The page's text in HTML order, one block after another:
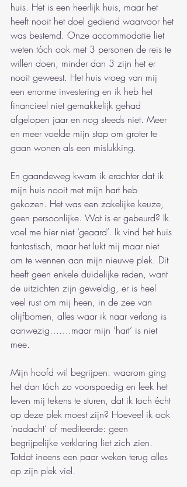
huis. Het is een heerlijk huis, maar het
heeft nooit het doel gediend waarvoor het
was bestemd. Onze accommodatie liet
weten tóch ook met 3 personen de reis te
willen doen, minder dan 3 zijn het er
nooit geweest. Het huis vroeg van mij
een enorme investering en ik heb het
financieel niet gemakkelijk gehad
afgelopen jaar en nog steeds niet. Meer
en meer voelde mijn stap om groter te
gaan wonen als een mislukking.
En gaandeweg kwam ik erachter dat ik
mijn huis nooit met mijn hart heb
gekozen. Het was een zakelijke keuze,
geen persoonlijke. Wat is er gebeurd? Ik
voel me hier niet ‘geaard’. Ik vind het huis
fantastisch, maar het lukt mij maar niet
om te wennen aan mijn nieuwe plek. Dit
heeft geen enkele duidelijke reden, want
de uitzichten zijn geweldig, er is heel
veel rust om mij heen, in de zee van
olijfbomen, alles waar ik naar verlang is
aanwezig…….maar mijn ‘hart’ is niet
mee.
Mijn hoofd wil begrijpen: waarom ging
het dan tóch zo voorspoedig en leek het
leven mij tekens te sturen, dat ik toch écht
op deze plek moest zijn? Hoeveel ik ook
‘nadacht’ of mediteerde: geen
begrijpelijke verklaring liet zich zien.
Totdat ineens een paar weken terug alles
op zijn plek viel.